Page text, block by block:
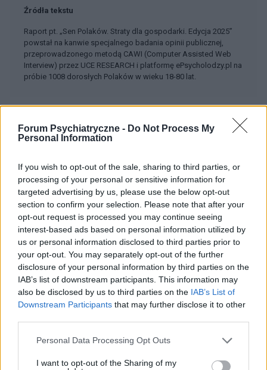
Forum Psychiatryczne - Do Not Process My
Personal Information
If you wish to opt-out of the sale, sharing to third parties, or
processing of your personal or sensitive information for
targeted advertising by us, please use the below opt-out
section to confirm your selection. Please note that after your
opt-out request is processed you may continue seeing
interest-based ads based on personal information utilized by
us or personal information disclosed to third parties prior to
your opt-out. You may separately opt-out of the further
disclosure of your personal information by third parties on the
IAB’s list of downstream participants. This information may
also be disclosed by us to third parties on the IAB’s List of
Downstream Participants that may further disclose it to other
Personal Data Processing Opt Outs
I want to opt-out of the Sharing of my
Źródła tekstu
Raport pt. „Sen Polaków. Straty dla gospodarki. Edycja 2025”
powstał na kanwie specjalnego badania opinii publicznej,
przeprowadzonego metodą CAWI (Computer Assisted Web
Interview) przez UCE RESEARCH i platformę ePsycholodzy.pl na
próbie 1008 dorosłych Polaków w wieku 18-80 lat.
Treści i materiały zawarte w tym serwisie mają charakter
edukacyjno-informacyjny. Wydawca i redakcja serwisu nie ponosi
zastosowaniem porad i wskazówek zawartych w serwisie, należy
bezwzględnie skonsultować się z lekarzem.
POWIĄZANE DYSKUSJE NA FORUM Z
KATEGORIIBEZSENNOŚĆ
partner82
Forum:Zaburzenia afektywne dwubiegunowe -
ChAD
Bezpieczeństwo finansowe
Dzień dobry wszystkim. Jestem nowy na tym forum